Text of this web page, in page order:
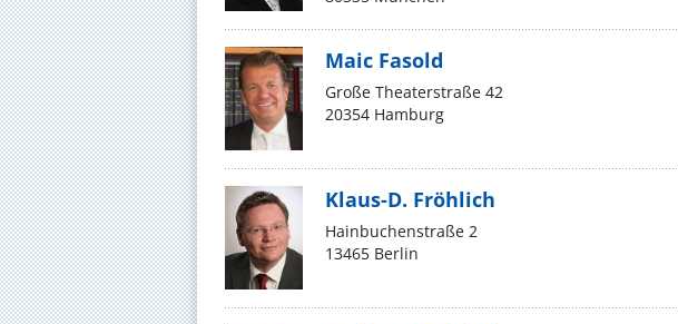
Maic Fasold
Große Theaterstraße 42
20354 Hamburg
Klaus-D. Fröhlich
Hainbuchenstraße 2
13465 Berlin